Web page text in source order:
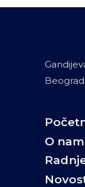
Beograd
O